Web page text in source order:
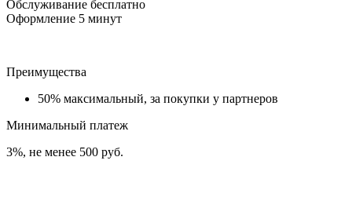
Обслуживание бесплатно
Оформление 5 минут
Преимущества
50% максимальный, за покупки у партнеров
Минимальный платеж
3%, не менее 500 руб.